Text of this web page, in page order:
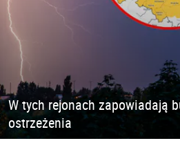
W tych rejonach zapowiadają
ostrzeżenia